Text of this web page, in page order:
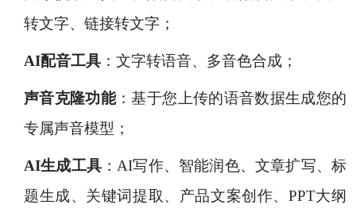
转文字、链接转文字；
AI配音工具：文字转语音、多音色合成；
声音克隆功能：基于您上传的语音数据生成您的
专属声音模型；
AI生成工具：AI写作、智能润色、文章扩写、标
题生成、关键词提取、产品文案创作、PPT大纲